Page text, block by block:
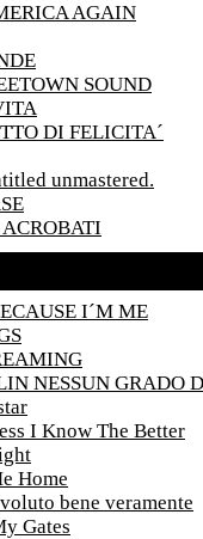
AGAIN
SOUND
DI FELICITA´
unmastered.
I´M ME
NESSUN GRADO
I Know The Better
Home
bene veramente
Gates